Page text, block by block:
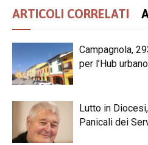
ARTICOLI CORRELATI
Campagnola,
per l’Hub urbano
Lutto in
Panicali dei